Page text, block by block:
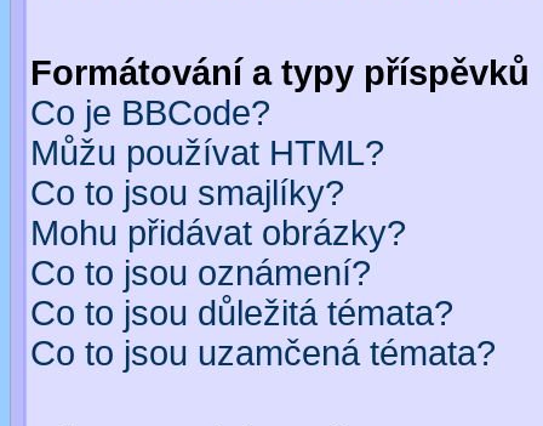
Formátování a typy příspěvků
Co je BBCode?
Můžu používat HTML?
Co to jsou smajlíky?
Mohu přidávat obrázky?
Co to jsou oznámení?
Co to jsou důležitá témata?
Co to jsou uzamčená témata?